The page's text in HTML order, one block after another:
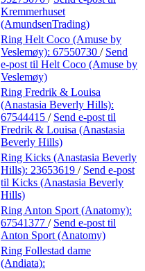
Kremmerhuset
(AmundsenTrading)
Ring Helt Coco (Amuse by
Veslemøy): 67550730 / Send
e-post til Helt Coco (Amuse by
Veslemøy)
Ring Fredrik & Louisa
(Anastasia Beverly Hills):
67544415 / Send e-post til
Fredrik & Louisa (Anastasia
Beverly Hills)
Ring Kicks (Anastasia Beverly
Hills): 23653619 / Send e-post
til Kicks (Anastasia Beverly
Hills)
Ring Anton Sport (Anatomy):
67541377 / Send e-post til
Anton Sport (Anatomy)
Ring Follestad dame
(Andiata):